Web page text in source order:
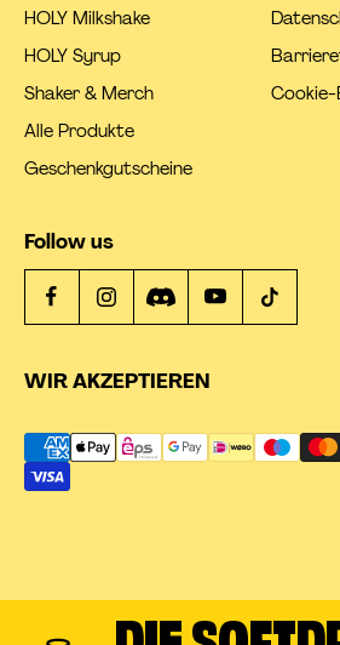
HOLY Milkshake
HOLY Syrup
Shaker & Merch
Alle Produkte
Geschenkgutscheine
Cookie-
Follow us
WIR AKZEPTIEREN